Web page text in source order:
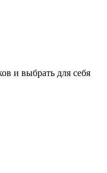
и выбрать для себя